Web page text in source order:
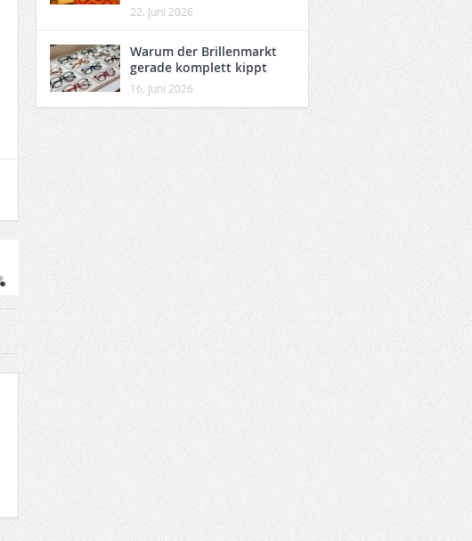
22. Juni 2026
Warum der Brillenmarkt
gerade komplett kippt
16. Juni 2026